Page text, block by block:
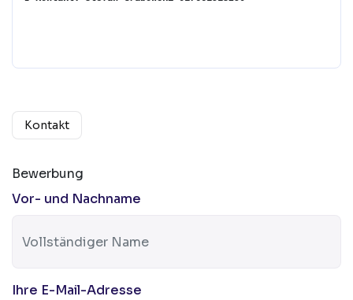
Kontakt
Bewerbung
Vor- und Nachname
Ihre E-Mail-Adresse